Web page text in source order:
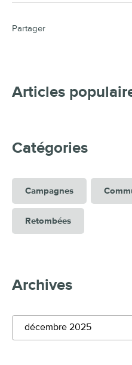
Partager
Articles
Catégories
Campagnes
Retombées
Archives
décembre 2025